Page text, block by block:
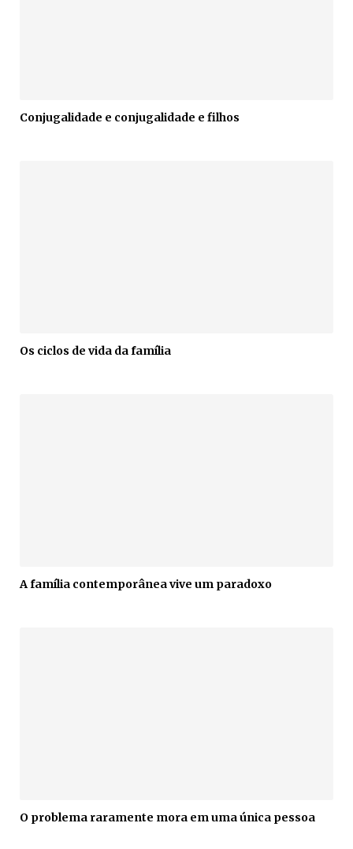
Conjugalidade e conjugalidade e filhos
Os ciclos de vida da família
A família contemporânea vive um paradoxo
O problema raramente mora em uma única pessoa